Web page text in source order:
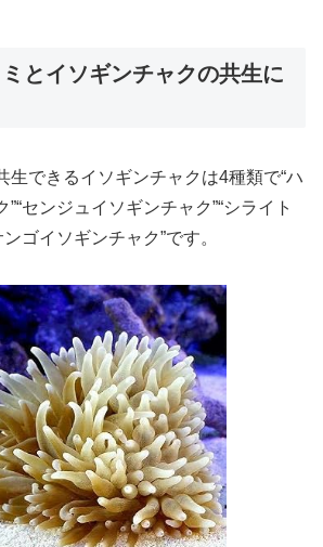
とイソギンチャクの共生に
生できるイソギンチャクは4種類で“ハ
センジュイソギンチャク”“シライト
ゴイソギンチャク”です。